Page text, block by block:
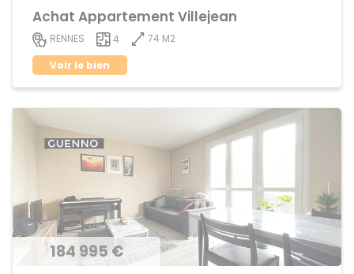
Achat Appartement Villejean
RENNES 4
74 M2
Voir le bien
184 995 €